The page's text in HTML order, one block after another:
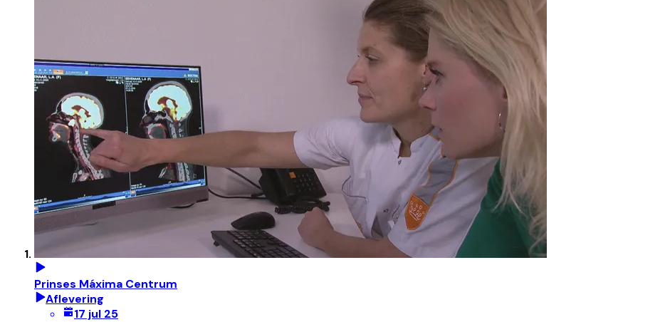
Prinses Máxima Centrum
Aflevering
17 jul 25